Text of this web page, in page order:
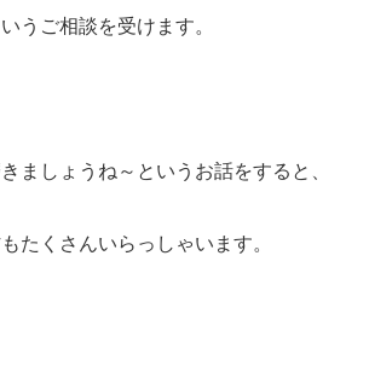
うご相談を受けます。
ましょうね～というお話をすると、
たくさんいらっしゃいます。